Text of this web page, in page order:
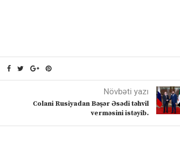
Növbəti yazı
Colani Rusiyadan Bəşər Əsədi təhvil
verməsini istəyib.